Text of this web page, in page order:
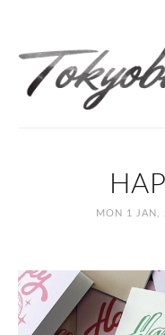
MON 1 JAN,